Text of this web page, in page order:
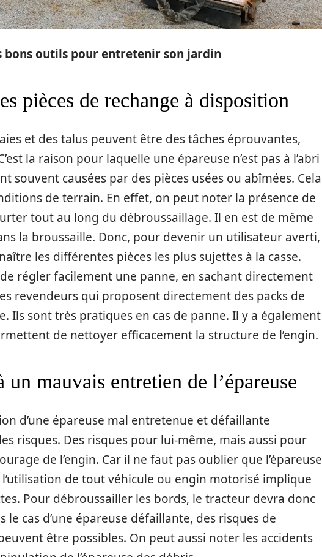
bons outils pour entretenir son jardin
pièces de rechange à disposition
et des talus peuvent être des tâches éprouvantes,
la raison pour laquelle une épareuse n’est pas à l’abri
souvent causées par des pièces usées ou abîmées. Cela
de terrain. En effet, on peut noter la présence de
tout au long du débroussaillage. Il en est de même
la broussaille. Donc, pour devenir un utilisateur averti,
les différentes pièces les plus sujettes à la casse.
régler facilement une panne, en sachant directement
revendeurs qui proposent directement des packs de
Ils sont très pratiques en cas de panne. Il y a également
de nettoyer efficacement la structure de l’engin.
un mauvais entretien de l’épareuse
d’une épareuse mal entretenue et défaillante
risques. Des risques pour lui-même, mais aussi pour
de l’engin. Car il ne faut pas oublier que l’épareuse
l’utilisation de tout véhicule ou engin motorisé implique
Pour débroussailler les bords, le tracteur devra donc
le cas d’une épareuse défaillante, des risques de
être possibles. On peut aussi noter les accidents